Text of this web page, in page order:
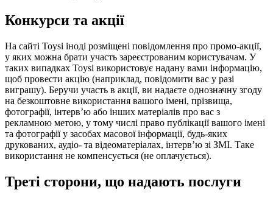
Конкурси та акції
На сайті Toysi іноді розміщені повідомлення про промо-акції,
у яких можна брати участь зареєстрованим користувачам. У
таких випадках Toysi використовує надану вами інформацію,
щоб провести акцію (наприклад, повідомити вас у разі
виграшу). Беручи участь в акції, ви надаєте однозначну згоду
на безкоштовне використання вашого імені, прізвища,
фотографії, інтерв’ю або інших матеріалів про вас з
рекламною метою, у тому числі право публікації вашого імені
та фотографії у засобах масової інформації, будь-яких
друкованих, аудіо- та відеоматеріалах, інтерв’ю зі ЗМІ. Таке
використання не компенсується (не оплачується).
Треті сторони, що надають послуги